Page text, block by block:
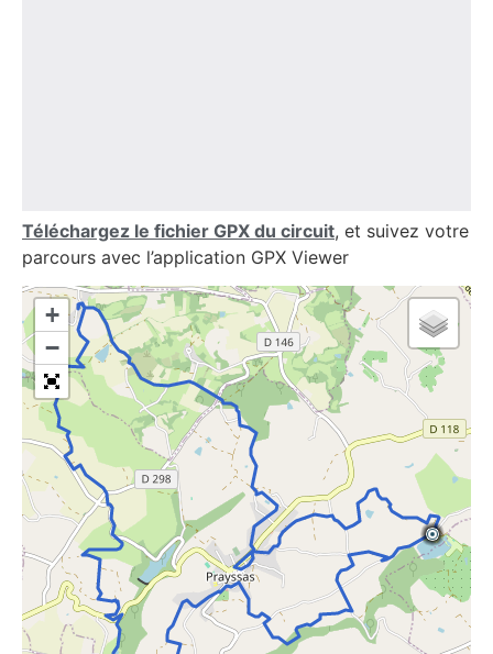
Téléchargez le fichier GPX du circuit, et suivez votre
parcours avec l’application GPX Viewer
+
−